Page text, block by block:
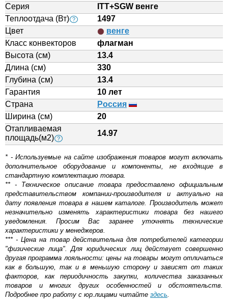
Серия
ITT+SGW венге
Теплоотдача (Вт) ?
1497
Цвет
венге
Класс конвекторов
флагман
Высота (см)
13.4
Длина (см)
330
Глубина (см)
13.4
Гарантия
10 лет
Страна
Россия
Ширина (см)
20
Отапливаемая
площадь(м2) ?
14.97
* - Используемые на сайте изображения товаров могут включать
дополнительное оборудование и компоненты, не входящие в
стандартную комплектацию товара.
** - Техническое описание товара предоставлено официальным
представительством компании-производителя и актуально на
дату появления товара в нашем каталоге. Производитель может
незначительно изменять характеристики товара без нашего
уведомления. Просим Вас заранее уточнять технические
характеристики у менеджеров.
*** - Цена на товар действительна для потребителей категории
"физические лица". Для юридических лиц действует совершенно
другая программа лояльности: цены на товары могут отличаться
как в большую, так и в меньшую сторону и зависят от таких
факторов, как периодичность закупки, количества заказанных
товаров и многих других особенностей и обстоятельств.
Подробнее про работу с юр.лицами читайте здесь.